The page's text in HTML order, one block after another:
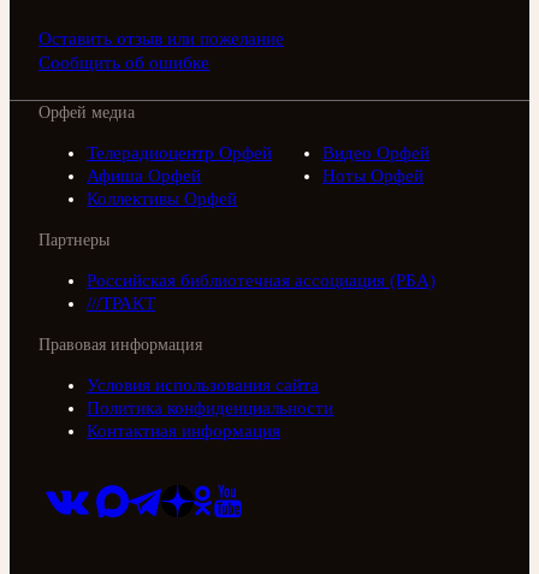
Оставить отзыв или пожелание
Сообщить об ошибке
Орфей медиа
Телерадиоцентр Орфей
Видео Орфей
Афиша Орфей
Ноты Орфей
Коллективы Орфей
Партнеры
Российская библиотечная ассоциация (РБА)
///ТРАКТ
Правовая информация
Условия использования сайта
Политика конфиденциальности
Контактная информация